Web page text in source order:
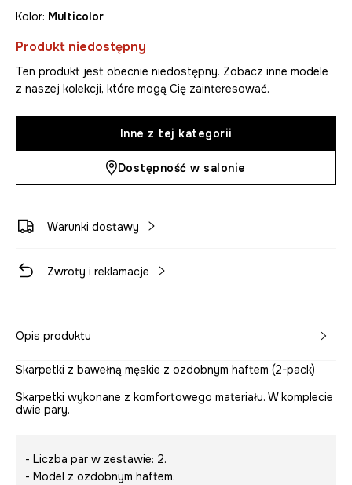
Kolor: multicolor
Produkt niedostępny
Ten produkt jest obecnie niedostępny. Zobacz inne modele
z naszej kolekcji, które mogą Cię zainteresować.
Inne z tej kategorii
Dostępność w salonie
Warunki dostawy
Zwroty i reklamacje
Opis produktu
Skarpetki z bawełną męskie z ozdobnym haftem (2-pack)
Skarpetki wykonane z komfortowego materiału. W komplecie
dwie pary.
- Liczba par w zestawie: 2.
- Model z ozdobnym haftem.